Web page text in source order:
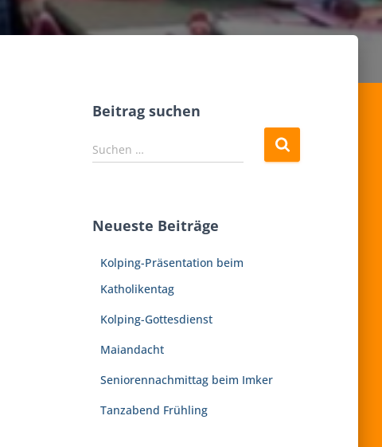
Beitrag suchen
S
u
n
Suchen …
Neueste Beiträge
Kolping-Präsentation beim
Katholikentag
Kolping-Gottesdienst
Maiandacht
Seniorennachmittag beim Imker
Tanzabend Frühling